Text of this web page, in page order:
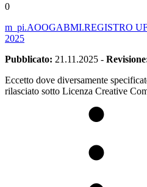
0
m_pi.AOOGABMI.REGISTRO
2025
Pubblicato: 21.11.2025 -
Eccetto dove diversamente
rilasciato sotto Licenza Creative